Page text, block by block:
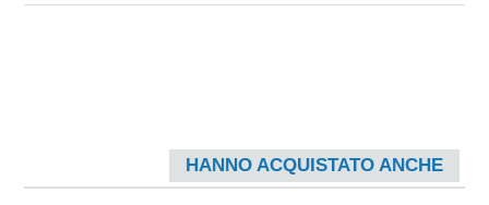
HANNO ACQUISTATO ANCHE